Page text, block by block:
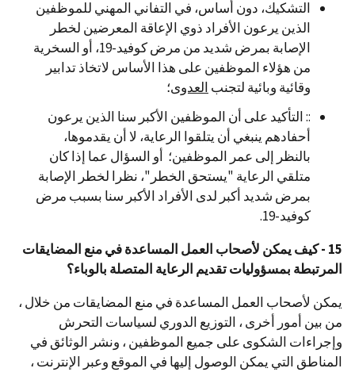
التشكيك، دون أساس، في التفاني المهني للموظفين
الذين يرعون الأفراد ذوي الإعاقة المعرضين لخطر
الإصابة بمرض شديد من مرض كوفيد-19، أو السخرية
من هؤلاء الموظفين على هذا الأساس لاتخاذ تدابير
وقائية وبائية لتجنب العدوى؛
:: التأكيد على أن الموظفين الأكبر سنا الذين يرعون
أحفادهم ينبغي أن يتلقوا الرعاية، لا أن يقدموها،
بالنظر إلى عمر الموظفين؛ أو السؤال عما إذا كان
متلقي الرعاية "يستحق الخطر"، نظرا لخطر الإصابة
بمرض شديد أكبر لدى الأفراد الأكبر سنا بسبب مرض
كوفيد-19.
15 - كيف يمكن
لأصحاب العمل المساعدة في منع المضايقات
المرتبطة بمسؤوليات تقديم الرعاية المتصلة بالوباء؟
يمكن لأصحاب العمل المساعدة في منع المضايقات من خلال ،
من بين أمور أخرى ، التوزيع الدوري لسياسات التحرش
وإجراءات الشكوى على جميع الموظفين ، ونشر الوثائق في
المناطق التي يمكن الوصول إليها في الموقع وعبر الإنترنت ،